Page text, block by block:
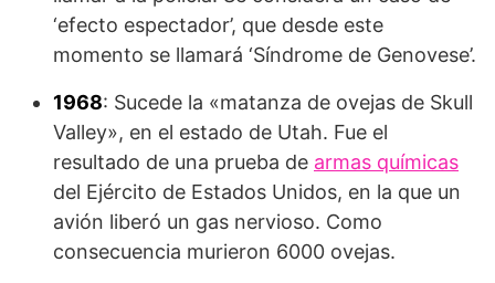
‘efecto espectador’, que desde este
momento se llamará ‘Síndrome de Genovese’.
1968: Sucede la «matanza de ovejas de Skull
Valley», en el estado de Utah. Fue el
resultado de una prueba de armas químicas
del Ejército de Estados Unidos, en la que un
avión liberó un gas nervioso. Como
consecuencia murieron 6000 ovejas.